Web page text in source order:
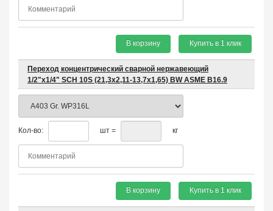
В корзину Купить в 1 клик
Переход концентрический сварной нержавеющий
1/2"х1/4" SCH 10S (21,3x2,11-13,7x1,65) BW ASME B16.9
Кол-во: шт = кг
В корзину Купить в 1 клик